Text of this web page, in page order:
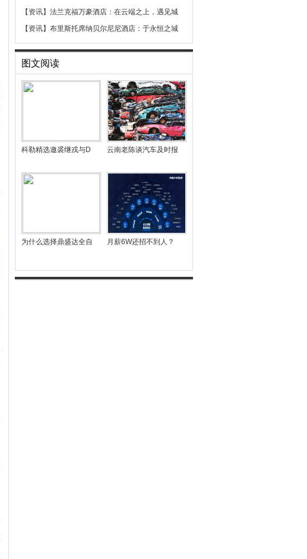
【资讯】 法兰克福万豪酒店：在云端之上，遇见城
【资讯】 布里斯托席纳贝尔尼尼酒店：于永恒之城
图文阅读
科勒精选邀裘继戎与D 云南老陈谈汽车及时报
为什么选择鼎盛达全自 月薪6W还招不到人？